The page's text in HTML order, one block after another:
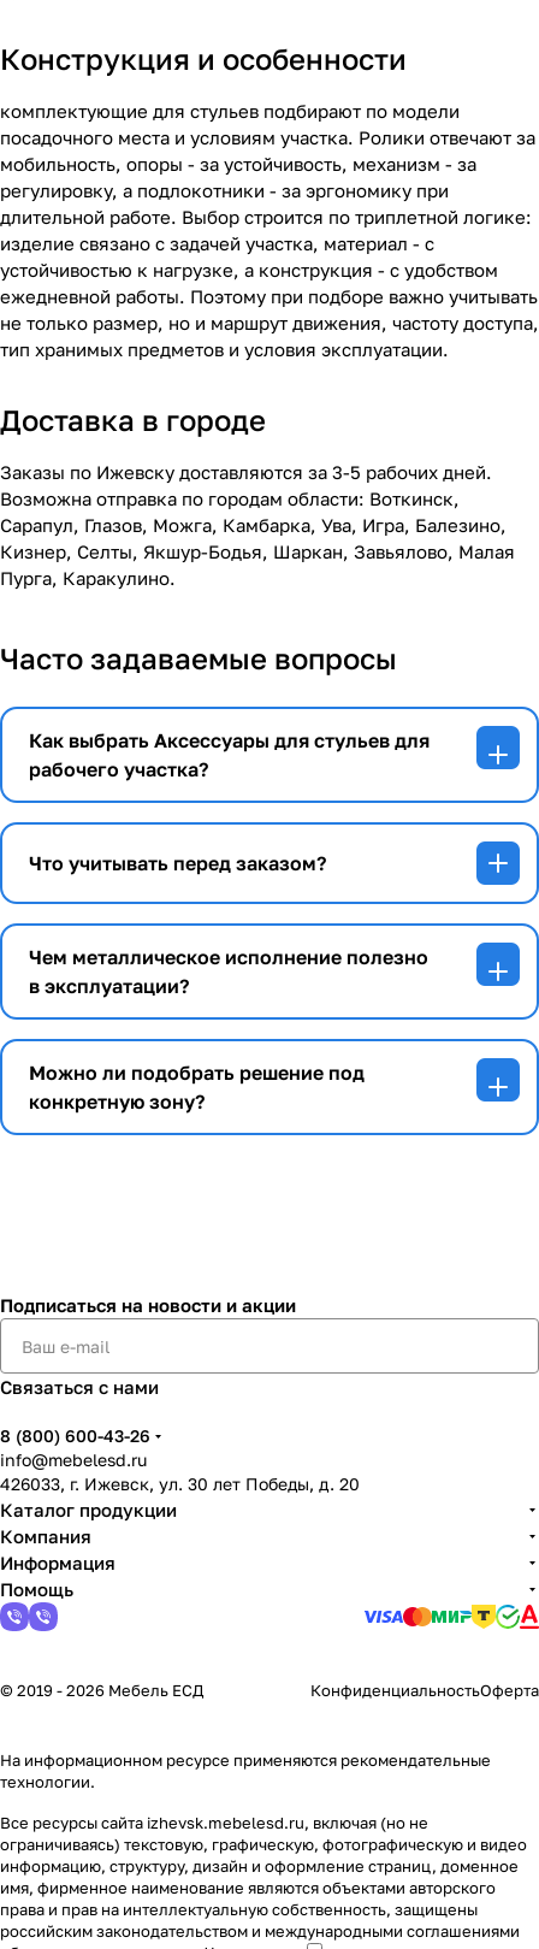
Конструкция и особенности
комплектующие для стульев подбирают по модели
посадочного места и условиям участка. Ролики отвечают за
мобильность, опоры - за устойчивость, механизм - за
регулировку, а подлокотники - за эргономику при
длительной работе. Выбор строится по триплетной логике:
изделие связано с задачей участка, материал - с
устойчивостью к нагрузке, а конструкция - с удобством
ежедневной работы. Поэтому при подборе важно учитывать
не только размер, но и маршрут движения, частоту доступа,
тип хранимых предметов и условия эксплуатации.
Доставка в городе
Заказы по Ижевску доставляются за 3-5 рабочих дней.
Возможна отправка по городам области: Воткинск,
Сарапул, Глазов, Можга, Камбарка, Ува, Игра, Балезино,
Кизнер, Селты, Якшур-Бодья, Шаркан, Завьялово, Малая
Пурга, Каракулино.
Часто задаваемые вопросы
Как выбрать Аксессуары для стульев для
рабочего участка?
Что учитывать перед заказом?
Чем металлическое исполнение полезно
в эксплуатации?
Можно ли подобрать решение под
конкретную зону?
Подписаться на новости и акции
Связаться с нами
8 (800) 600-43-26
info@mebelesd.ru
426033, г. Ижевск, ул. 30 лет Победы, д. 20
Каталог продукции
Компания
Информация
Помощь
© 2019 - 2026 Мебель ЕСД КонфиденциальностьОферта
На информационном ресурсе применяются рекомендательные
технологии.
Все ресурсы сайта izhevsk.mebelesd.ru, включая (но не
ограничиваясь) текстовую, графическую, фотографическую и видео
информацию, структуру, дизайн и оформление страниц, доменное
имя, фирменное наименование являются объектами авторского
права и прав на интеллектуальную собственность, защищены
российским законодательством и международными соглашениями